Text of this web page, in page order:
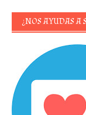
¿NOS AYUDAS A